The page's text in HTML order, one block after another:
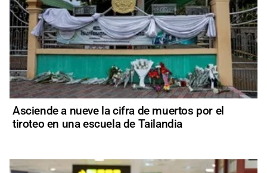
Asciende a nueve la cifra de muertos por el
tiroteo en una escuela de Tailandia